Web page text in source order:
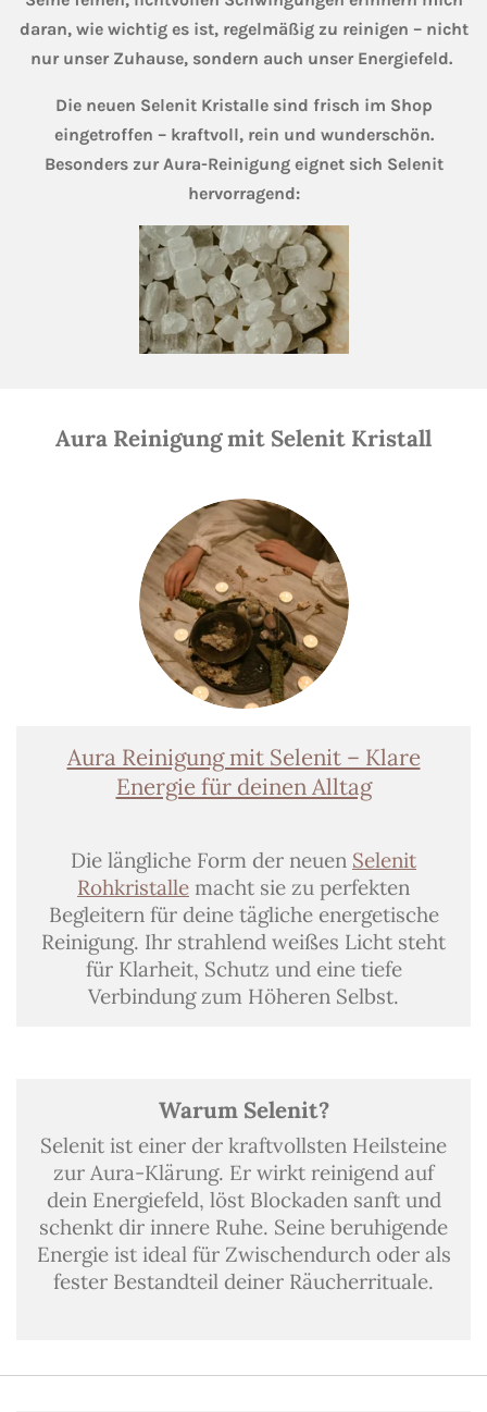
daran, wie wichtig es ist, regelmäßig zu reinigen – nicht
nur unser Zuhause, sondern auch unser Energiefeld.
Die neuen Selenit Kristalle sind frisch im Shop
eingetroffen – kraftvoll, rein und wunderschön.
Besonders zur Aura-Reinigung eignet sich Selenit
hervorragend:
Aura Reinigung mit Selenit Kristall
Aura Reinigung mit Selenit – Klare
Energie für deinen Alltag
Die längliche Form der neuen Selenit
Rohkristalle macht sie zu perfekten
Begleitern für deine tägliche energetische
Reinigung. Ihr strahlend weißes Licht steht
für Klarheit, Schutz und eine tiefe
Verbindung zum Höheren Selbst.
Warum Selenit?
Selenit ist einer der kraftvollsten Heilsteine
zur Aura-Klärung. Er wirkt reinigend auf
dein Energiefeld, löst Blockaden sanft und
schenkt dir innere Ruhe. Seine beruhigende
Energie ist ideal für Zwischendurch oder als
fester Bestandteil deiner Räucherrituale.